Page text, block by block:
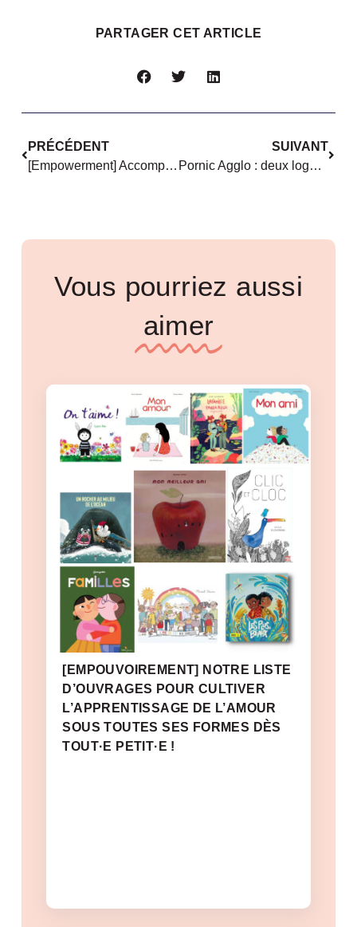
PARTAGER CET ARTICLE
PRÉCÉDENT
[Empowerment] Accompagner les femmes victimes de violences et leur entourage
SUIVANT
Pornic Agglo : deux logements d’urgence pour mettre à l’abri les victimes de violences
Vous pourriez aussi
aimer
[EMPOUVOIREMENT] NOTRE LISTE
D’OUVRAGES POUR CULTIVER
L’APPRENTISSAGE DE L’AMOUR
SOUS TOUTES SES FORMES DÈS
TOUT·E PETIT·E !